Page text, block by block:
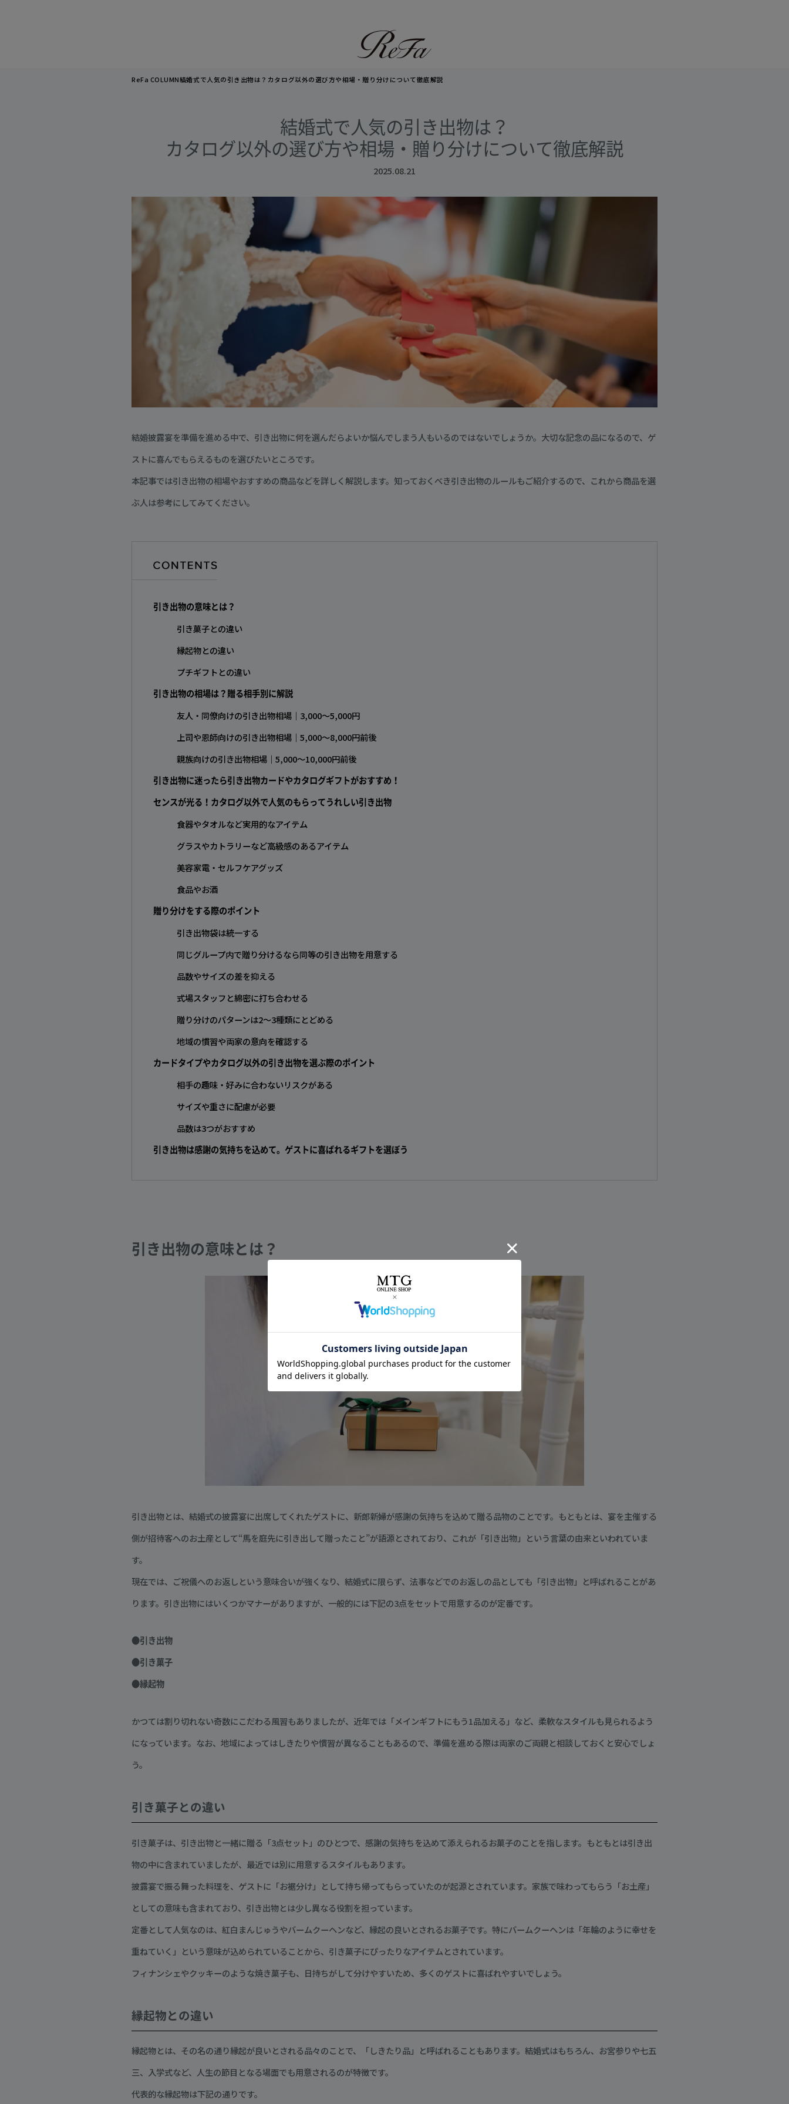
ReFa COLUMN結婚式で人気の引き出物は？カタログ以外の選び方や相場・贈り分けについて徹底解説
結婚式で人気の引き出物は？
カタログ以外の選び方や相場・ 贈り分けについて徹底解説
2025.08.21
結婚披露宴を準備を進める中で、引き出物に何を選んだらよいか悩んでしまう人もいるのではないでしょうか。大切な記念の品になるので、ゲ
ストに喜んでもらえるものを選びたいところです。
本記事では引き出物の相場やおすすめの商品などを詳しく解説します。知っておくべき引き出物のルールもご紹介するので、これから商品を選
ぶ人は参考にしてみてください。
引き出物の意味とは？
引き菓子との違い
縁起物との違い
プチギフトとの違い
引き出物の相場は？贈る相手別に解説
友人・同僚向けの引き出物相場｜3,000〜5,000円
上司や恩師向けの引き出物相場｜5,000〜8,000円前後
親族向けの引き出物相場｜5,000～10,000円前後
引き出物に迷ったら引き出物カードやカタログギフトがおすすめ！
センスが光る！カタログ以外で人気のもらってうれしい引き出物
食器やタオルなど実用的なアイテム
グラスやカトラリーなど高級感のあるアイテム
美容家電・セルフケアグッズ
食品やお酒
贈り分けをする際のポイント
引き出物袋は統一する
同じグループ内で贈り分けるなら同等の引き出物を用意する
品数やサイズの差を抑える
式場スタッフと綿密に打ち合わせる
贈り分けのパターンは2〜3種類にとどめる
地域の慣習や両家の意向を確認する
カードタイプやカタログ以外の引き出物を選ぶ際のポイント
相手の趣味・好みに合わないリスクがある
サイズや重さに配慮が必要
品数は3つがおすすめ
引き出物は感謝の気持ちを込めて。ゲストに喜ばれるギフトを選ぼう
引き出物の意味とは？
引き出物とは、結婚式の披露宴に出席してくれたゲストに、新郎新婦が感謝の気持ちを込めて贈る品物のことです。もともとは、宴を主催する
側が招待客へのお土産として“馬を庭先に引き出して贈ったこと”が語源とされており、これが「引き出物」という言葉の由来といわれていま
す。
現在では、ご祝儀へのお返しという意味合いが強くなり、結婚式に限らず、法事などでのお返しの品としても「引き出物」と呼ばれることがあ
ります。引き出物にはいくつかマナーがありますが、一般的には下記の3点をセットで用意するのが定番です。
●引き出物
●引き菓子
●縁起物
かつては割り切れない奇数にこだわる風習もありましたが、近年では「メインギフトにもう1品加える」など、柔軟なスタイルも見られるよう
になっています。なお、地域によってはしきたりや慣習が異なることもあるので、準備を進める際は両家のご両親と相談しておくと安心でしょ
う。
引き菓子との違い
引き菓子は、引き出物と一緒に贈る「3点セット」のひとつで、感謝の気持ちを込めて添えられるお菓子のことを指します。もともとは引き出
物の中に含まれていましたが、最近では別に用意するスタイルもあります。
披露宴で振る舞った料理を、ゲストに「お裾分け」として持ち帰ってもらっていたのが起源とされています。家族で味わってもらう「お土産」
としての意味も含まれており、引き出物とは少し異なる役割を担っています。
定番として人気なのは、紅白まんじゅうやバームクーヘンなど、縁起の良いとされるお菓子です。特にバームクーヘンは「年輪のように幸せを
重ねていく」という意味が込められていることから、引き菓子にぴったりなアイテムとされています。
フィナンシェやクッキーのような焼き菓子も、日持ちがして分けやすいため、多くのゲストに喜ばれやすいでしょう。
縁起物との違い
縁起物とは、その名の通り縁起が良いとされる品々のことで、「しきたり品」と呼ばれることもあります。結婚式はもちろん、お宮参りや七五
三、入学式など、人生の節目となる場面でも用意されるのが特徴です。
代表的な縁起物は下記の通りです。